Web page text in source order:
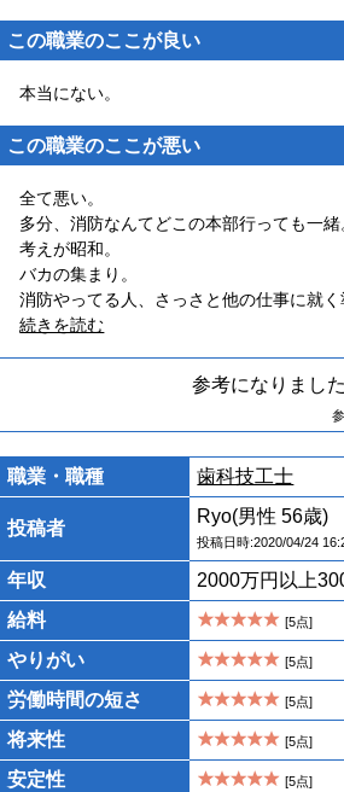
この職業のここが良い
本当にない。
この職業のここが悪い
全て悪い。
多分、消防なんてどこの本部行っても一緒
考えが昭和。
バカの集まり。
消防やってる人、さっさと他の仕事に就
続きを読む
参考になりまし
職業・職種 歯科技工士
投稿者
Ryo(男性 56歳)
投稿日時:2020/04/24
年収
2000万円以上
給料
[5点]
やりがい [5点]
労働時間の短さ [5点]
将来性 [5点]
安定性 [5点]